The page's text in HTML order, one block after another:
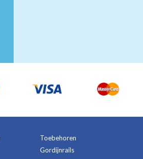
Toebehoren
Gordijnrails